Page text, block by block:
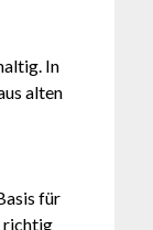
In
alten
für
richtig